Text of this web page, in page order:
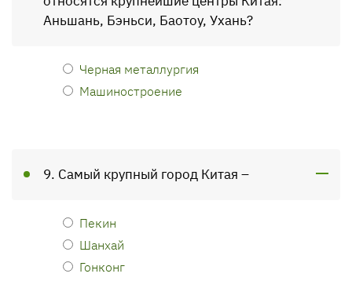
Аньшань, Бэньси, Баотоу, Ухань?
Черная металлургия
Машиностроение
9. Самый крупный город Китая –
Пекин
Шанхай
Гонконг